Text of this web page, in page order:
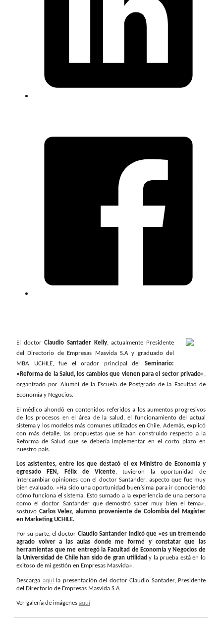
El doctorClaudio Santader Kelly, actualmente Presidente
del Directorio de Empresas Masvida S.A y graduado del
MBA UCHILE, fue el orador principal del Seminario:
»Reforma de la Salud, los cambios que vienen para el sector privado»,
organizado por Alumni de la Escuela de Postgrado de la Facultad de
Economía y Negocios.
El médico ahondó en contenidos referidos a los aumentos progresivos
de los procesos en el área de la salud, el funcionamiento del actual
sistema y los modelos más comunes utilizados en Chile. Además, explicó
con más detalle, las propuestas que se han construido respecto a la
Reforma de Salud que se debería implementar en el corto plazo en
nuestro país.
Los asistentes, entre los que destacó el ex Ministro de Economía y
egresado FEN, Félix de Vicente, tuvieron la oportunidad de
intercambiar opiniones con el doctor Santander, aspecto que fue muy
bien evaluado. »Ha sido una oportunidad buenísima para ir conociendo
cómo funciona el sistema. Esto sumado a la experiencia de una persona
como el doctor Santander que demostró saber muy bien el tema»,
sostuvo Carlos Velez, alumno proveniente de Colombia del Magíster
en Marketing UCHILE.
Por su parte, el doctor Claudio Santander indicó que »es un tremendo
agrado volver a las aulas donde me formé y constatar que las
herramientas que me entregó la Facultad de Economía y Negocios de
la Universidad de Chile han sido de gran utilidad y la prueba está en lo
exitoso de mi gestión en Empresas Masvida».
Descarga aquíla presentación del doctor Claudio Santader, Presidente
del Directorio de Empresas Masvida S.A
Ver galería de imágenes aquí